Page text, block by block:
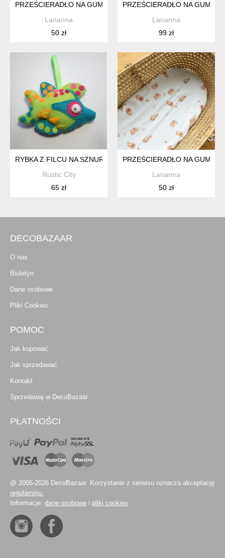
PRZEŚCIERADŁO NA GUMCE DO GONDOLI DO WÓŻKA DO
Lananna
50 zł
PRZEŚCIERADŁO NA GUMCE
Lananna
99 zł
RYBKA Z FILCU NA SZNURECZKU - ZAWIESZKA 79,00 ZŁ
Rustic City
65 zł
PRZEŚCIERADŁO NA GUMCE
Lananna
50 zł
DECOBAZAAR
O nas
Biuletyn
Dane osobowe
Pliki Cookies
POMOC
Jak kupować
Jak sprzedawać
Kontakt
Sprzedawaj w DecoBazaar
PŁATNOŚCI
@ 2005-2026 DecoBazaar. Korzystanie z serwisu oznacza akceptację
regulaminu.
Informacje: dane osobowe i pliki cookies